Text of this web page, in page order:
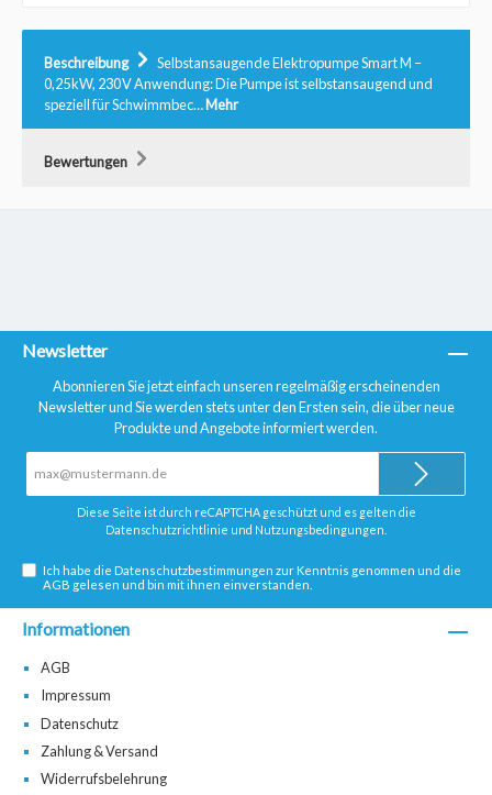
Beschreibung
Selbstansaugende Elektropumpe Smart M –
0,25 kW, 230 V Anwendung: Die Pumpe ist selbstansaugend und
speziell für Schwimmbec…Mehr
Bewertungen
Newsletter
Abonnieren Sie jetzt einfach unseren regelmäßig erscheinenden
Newsletter und Sie werden stets unter den Ersten sein, die über neue
Produkte und Angebote informiert werden.
Adresse*
Diese Seite ist durch reCAPTCHA geschützt und es gelten die
Datenschutzrichtlinie und Nutzungsbedingungen
Ich habe dieDatenschutzbestimmungen zur Kenntnis genommen und die
AGB gelesen und bin mit ihnen einverstanden.
Informationen
AGB
Impressum
Datenschutz
Zahlung & Versand
Widerrufsbelehrung